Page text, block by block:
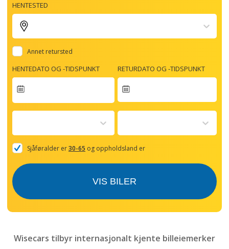
HENTESTED
Annet retursted
HENTEDATO OG -TIDSPUNKT
forward
with
the
and
mark
RETURDATO OG -TIDSPUNKT
Sjåføralder er30-65 og oppholdsland er
VIS BILER
Wisecars tilbyr internasjonalt kjente billeiemerker